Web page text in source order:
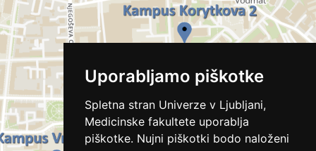
Uporabljamo piškotke
Spletna stran Univerze v Ljubljani,
Medicinske fakultete uporablja
piškotke. Nujni piškotki bodo naloženi